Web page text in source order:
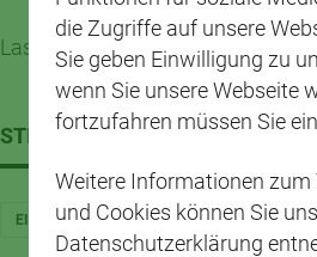
Lasst es euch schmecken!
STICHWÖRTER
EINFACH FRÜHLING VEGETARISCH
die Zugriffe auf unsere
Sie geben Einwilligung zu
wenn Sie unsere Webseite
fortzufahren müssen Sie
Weitere Informationen
und Cookies können Sie
Datenschutzerklärung